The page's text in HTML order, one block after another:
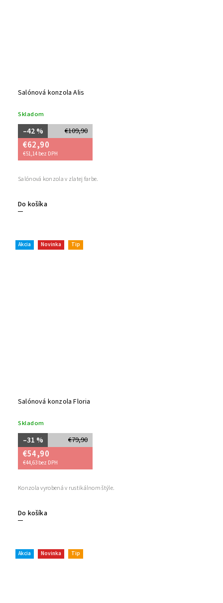
Salónová konzola Alis
Skladom
€109,90
–42 %
€62,90
€51,14 bez DPH
Do košíka
Salónová konzola v zlatej farbe.
Akcia Novinka Tip
Salónová konzola Floria
Skladom
€79,90
–31 %
€54,90
€44,63 bez DPH
Do košíka
Konzola vyrobená v rustikálnom štýle.
Akcia Novinka Tip